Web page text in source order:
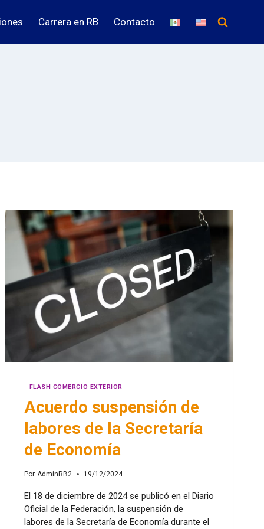
Carrera en RB Contacto
FLASH COMERCIO EXTERIOR
Acuerdo suspensión de
labores de la Secretaría
de Economía
Por AdminRB2 19/12/2024
El 18 de diciembre de 2024 se publicó en el Diario
Oficial de la Federación, la suspensión de
labores de la Secretaría de Economía durante el